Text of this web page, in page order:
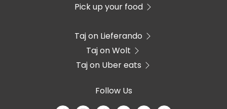
Pick up your food
Taj on Lieferando
Taj on Wolt
Taj on Uber eats
Follow Us